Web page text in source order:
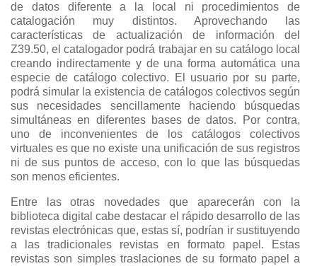
de datos diferente a la local ni procedimientos de
catalogación muy distintos. Aprovechando las
características de actualización de información del
Z39.50, el catalogador podrá trabajar en su catálogo local
creando indirectamente y de una forma automática una
especie de catálogo colectivo. El usuario por su parte,
podrá simular la existencia de catálogos colectivos según
sus necesidades sencillamente haciendo búsquedas
simultáneas en diferentes bases de datos. Por contra,
uno de inconvenientes de los catálogos colectivos
virtuales es que no existe una unificación de sus registros
ni de sus puntos de acceso, con lo que las búsquedas
son menos eficientes.
Entre las otras novedades que aparecerán con la
biblioteca digital cabe destacar el rápido desarrollo de las
revistas electrónicas que, estas sí, podrían ir sustituyendo
a las tradicionales revistas en formato papel. Estas
revistas son simples traslaciones de su formato papel a